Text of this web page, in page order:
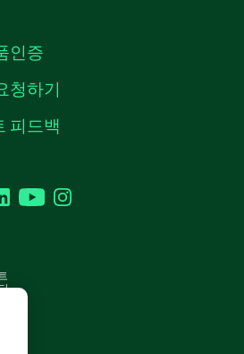
인증
청하기
피드백
LinkedInYouTubeInstagram